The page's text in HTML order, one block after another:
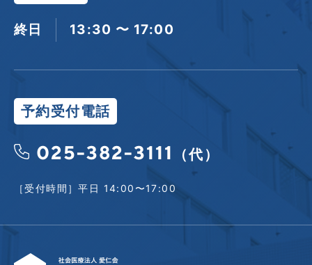
終日 13:30 〜 17:00
予約受付電話
025-382-3111 （代）
［受付時間］平日 14:00〜17:00